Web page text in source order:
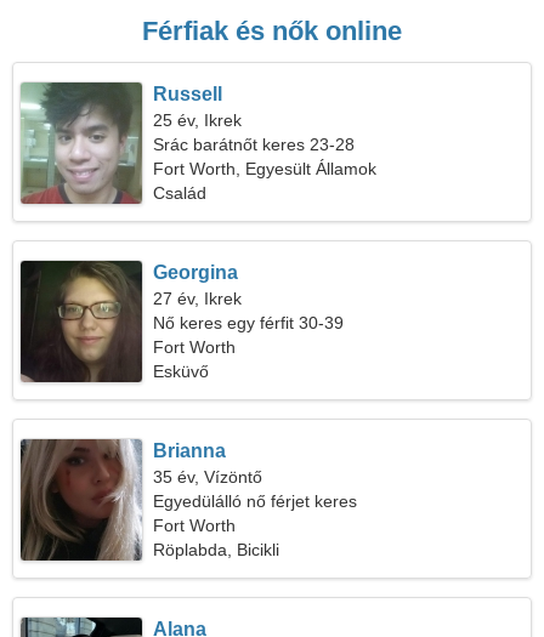
Férfiak és nők online
Russell
25 év, Ikrek
Srác barátnőt keres 23-28
Fort Worth, Egyesült Államok
Család
Georgina
27 év, Ikrek
Nő keres egy férfit 30-39
Fort Worth
Esküvő
Brianna
35 év, Vízöntő
Egyedülálló nő férjet keres
Fort Worth
Röplabda, Bicikli
Alana